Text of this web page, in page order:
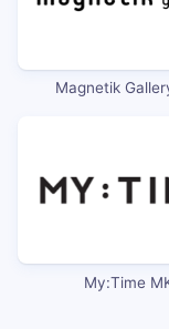
Magnetik
My:Time